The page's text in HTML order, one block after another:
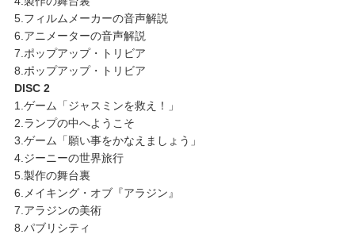
5.フィルムメーカーの音声解説
6.アニメーターの音声解説
7.ポップアップ・トリビア
8.ポップアップ・トリビア
DISC 2
1.ゲーム「ジャスミンを救え！」
2.ランプの中へようこそ
3.ゲーム「願い事をかなえましょう」
4.ジーニーの世界旅行
5.製作の舞台裏
6.メイキング・オブ『アラジン』
7.アラジンの美術
8.パブリシティ